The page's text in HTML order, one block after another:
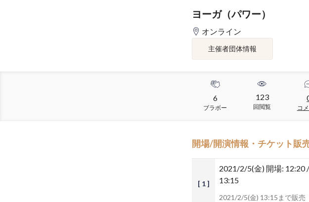
ヨーガ（パワー）
オンライン
主催者団体情報
6
ブラボー
123
回閲覧 コ
開場/開演情報・チケット販
[ 1 ]
2021/2/5(金) 開場: 12:20
13:15
2021/2/5(金) 13:15まで販売